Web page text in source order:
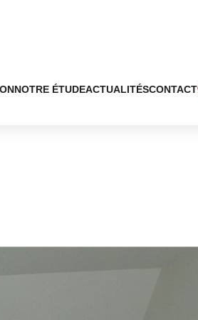
NOTRE ÉTUDEACTUALITÉSCONTACT